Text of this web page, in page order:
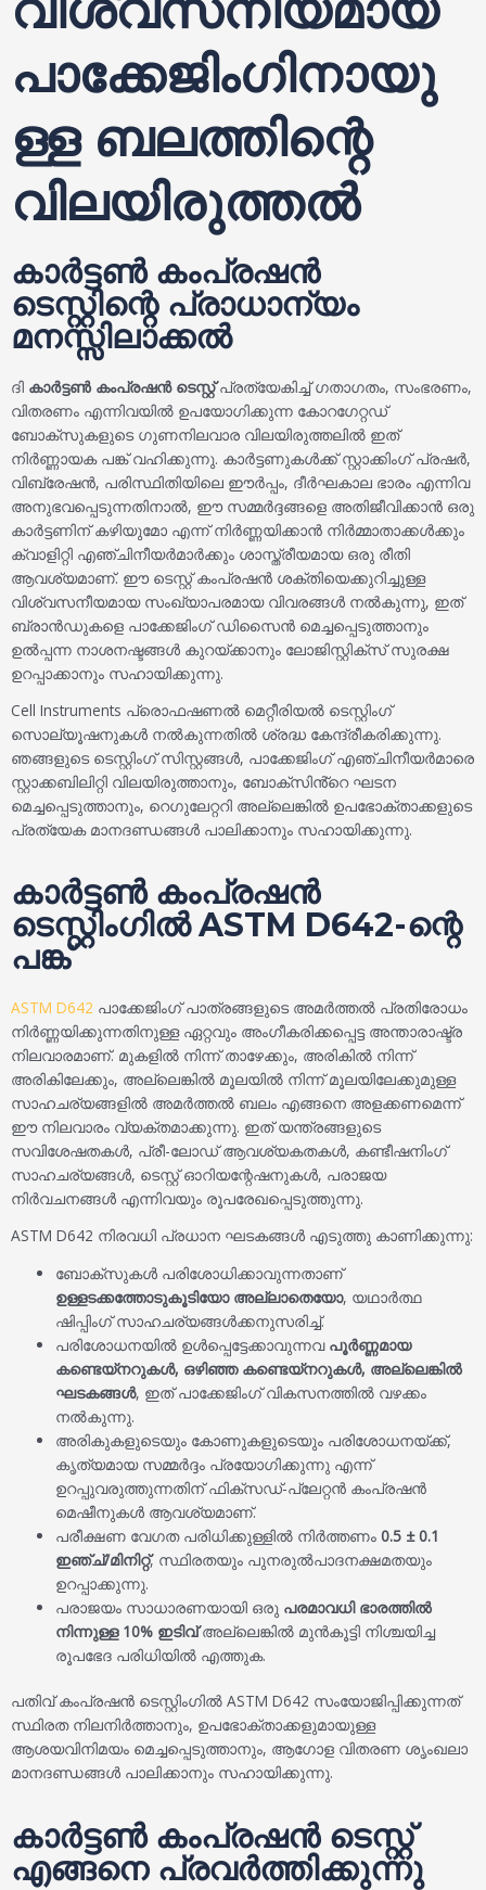
പാക്കേജിംഗിനായു
ള്ള ബലത്തിന്റെ
വിലയിരുത്തൽ
കാർട്ടൺ കംപ്രഷൻ
ടെസ്റ്റിന്റെ പ്രാധാന്യം
മനസ്സിലാക്കൽ
ദി കാർട്ടൺ കംപ്രഷൻ ടെസ്റ്റ്പ്രത്യേകിച്ച് ഗതാഗതം, സംഭരണം,
വിതരണം എന്നിവയിൽ ഉപയോഗിക്കുന്ന കോറഗേറ്റഡ്
ബോക്സുകളുടെ ഗുണനിലവാര വിലയിരുത്തലിൽ ഇത്
നിർണ്ണായക പങ്ക് വഹിക്കുന്നു. കാർട്ടണുകൾക്ക് സ്റ്റാക്കിംഗ് പ്രഷർ,
വിബ്രേഷൻ, പരിസ്ഥിതിയിലെ ഈർപ്പം, ദീർഘകാല ഭാരം എന്നിവ
അനുഭവപ്പെടുന്നതിനാൽ, ഈ സമ്മർദ്ദങ്ങളെ അതിജീവിക്കാൻ ഒരു
കാർട്ടണിന് കഴിയുമോ എന്ന് നിർണ്ണയിക്കാൻ നിർമ്മാതാക്കൾക്കും
ക്വാളിറ്റി എഞ്ചിനീയർമാർക്കും ശാസ്ത്രീയമായ ഒരു രീതി
ആവശ്യമാണ്. ഈ ടെസ്റ്റ് കംപ്രഷൻ ശക്തിയെക്കുറിച്ചുള്ള
വിശ്വസനീയമായ സംഖ്യാപരമായ വിവരങ്ങൾ നൽകുന്നു, ഇത്
ബ്രാൻഡുകളെ പാക്കേജിംഗ് ഡിസൈൻ മെച്ചപ്പെടുത്താനും
ഉൽപ്പന്ന നാശനഷ്ടങ്ങൾ കുറയ്ക്കാനും ലോജിസ്റ്റിക്സ് സുരക്ഷ
ഉറപ്പാക്കാനും സഹായിക്കുന്നു.
Cell Instruments പ്രൊഫഷണൽ മെറ്റീരിയൽ ടെസ്റ്റിംഗ്
സൊല്യൂഷനുകൾ നൽകുന്നതിൽ ശ്രദ്ധ കേന്ദ്രീകരിക്കുന്നു.
ഞങ്ങളുടെ ടെസ്റ്റിംഗ് സിസ്റ്റങ്ങൾ, പാക്കേജിംഗ് എഞ്ചിനീയർമാരെ
സ്റ്റാക്കബിലിറ്റി വിലയിരുത്താനും, ബോക്സിൻ്റെ ഘടന
മെച്ചപ്പെടുത്താനും, റെഗുലേറ്ററി അല്ലെങ്കിൽ ഉപഭോക്താക്കളുടെ
പ്രത്യേക മാനദണ്ഡങ്ങൾ പാലിക്കാനും സഹായിക്കുന്നു.
കാർട്ടൺ കംപ്രഷൻ
ടെസ്റ്റിംഗിൽ ASTM D642-ന്റെ
പങ്ക്
ASTM D642 പാക്കേജിംഗ് പാത്രങ്ങളുടെ അമർത്തൽ പ്രതിരോധം
നിർണ്ണയിക്കുന്നതിനുള്ള ഏറ്റവും അംഗീകരിക്കപ്പെട്ട അന്താരാഷ്ട്ര
നിലവാരമാണ്. മുകളിൽ നിന്ന് താഴേക്കും, അരികിൽ നിന്ന്
അരികിലേക്കും, അല്ലെങ്കിൽ മൂലയിൽ നിന്ന് മൂലയിലേക്കുമുള്ള
സാഹചര്യങ്ങളിൽ അമർത്തൽ ബലം എങ്ങനെ അളക്കണമെന്ന്
ഈ നിലവാരം വ്യക്തമാക്കുന്നു. ഇത് യന്ത്രങ്ങളുടെ
സവിശേഷതകൾ, പ്രീ-ലോഡ് ആവശ്യകതകൾ, കണ്ടീഷനിംഗ്
സാഹചര്യങ്ങൾ, ടെസ്റ്റ് ഓറിയന്റേഷനുകൾ, പരാജയ
നിർവചനങ്ങൾ എന്നിവയും രൂപരേഖപ്പെടുത്തുന്നു.
ASTM D642 നിരവധി പ്രധാന ഘടകങ്ങൾ എടുത്തു കാണിക്കുന്നു:
ബോക്സുകൾ പരിശോധിക്കാവുന്നതാണ്
ഉള്ളടക്കത്തോടുകൂടിയോ അല്ലാതെയോ, യഥാർത്ഥ
ഷിപ്പിംഗ് സാഹചര്യങ്ങൾക്കനുസരിച്ച്.
പരിശോധനയിൽ ഉൾപ്പെട്ടേക്കാവുന്നവ പൂർണ്ണമായ
കണ്ടെയ്നറുകൾ, ഒഴിഞ്ഞ കണ്ടെയ്നറുകൾ, അല്ലെങ്കിൽ
ഘടകങ്ങൾ, ഇത് പാക്കേജിംഗ് വികസനത്തിൽ വഴക്കം
നൽകുന്നു.
അരികുകളുടെയും കോണുകളുടെയും പരിശോധനയ്ക്ക്,
കൃത്യമായ സമ്മർദ്ദം പ്രയോഗിക്കുന്നു എന്ന്
ഉറപ്പുവരുത്തുന്നതിന് ഫിക്സഡ്-പ്ലേറ്റൻ കംപ്രഷൻ
മെഷീനുകൾ ആവശ്യമാണ്.
പരീക്ഷണ വേഗത പരിധിക്കുള്ളിൽ നിർത്തണം0.5 ± 0.1
ഇഞ്ച്/മിനിറ്റ്, സ്ഥിരതയും പുനരുൽപാദനക്ഷമതയും
ഉറപ്പാക്കുന്നു.
പരാജയം സാധാരണയായി ഒരു പരമാവധി ഭാരത്തിൽ
നിന്നുള്ള 10% ഇടിവ്അല്ലെങ്കിൽ മുൻകൂട്ടി നിശ്ചയിച്ച
രൂപഭേദ പരിധിയിൽ എത്തുക.
പതിവ് കംപ്രഷൻ ടെസ്റ്റിംഗിൽ ASTM D642 സംയോജിപ്പിക്കുന്നത്
സ്ഥിരത നിലനിർത്താനും, ഉപഭോക്താക്കളുമായുള്ള
ആശയവിനിമയം മെച്ചപ്പെടുത്താനും, ആഗോള വിതരണ ശൃംഖലാ
മാനദണ്ഡങ്ങൾ പാലിക്കാനും സഹായിക്കുന്നു.
കാർട്ടൺ കംപ്രഷൻ ടെസ്റ്റ്
എങ്ങനെ പ്രവർത്തിക്കുന്നു